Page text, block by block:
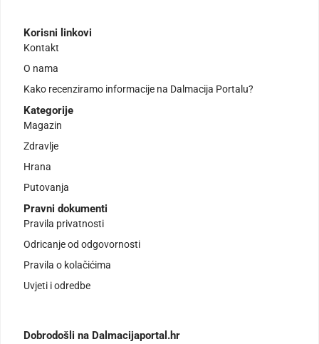
Korisni linkovi
Kontakt
O nama
Kako recenziramo informacije na Dalmacija Portalu?
Kategorije
Magazin
Zdravlje
Hrana
Putovanja
Pravni dokumenti
Pravila privatnosti
Odricanje od odgovornosti
Pravila o kolačićima
Uvjeti i odredbe
Dobrodošli na Dalmacijaportal.hr